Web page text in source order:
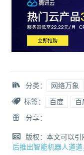
分类：
网络万象
标签：
百度
百
分享：
版权：本文可以引
后推出智能机器人道道